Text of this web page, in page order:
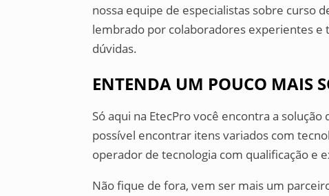
nossa equipe de especialistas sobre curso
lembrado por colaboradores experientes
dúvidas.
ENTENDA UM POUCO MAIS
Só aqui na EtecPro você encontra a
possível encontrar itens variados com
operador de tecnologia com qualificação e
Não fique de fora, vem ser mais um